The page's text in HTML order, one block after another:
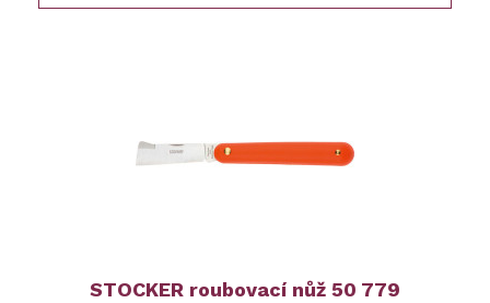
STOCKER roubovací nůž 50 779